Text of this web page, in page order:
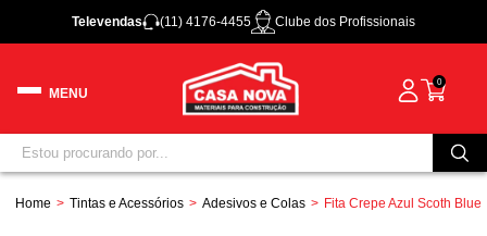
Televendas (11) 4176-4455 Clube dos Profissionais
0
Home Tintas e Acessórios Adesivos e Colas Fita Crepe Azul Scoth